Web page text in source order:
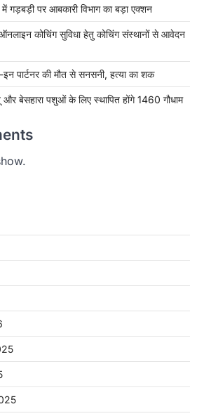
गड़बड़ी पर आबकारी विभाग का बड़ा एक्शन
कोचिंग सुविधा हेतु कोचिंग संस्थानों से आवेदन
इन पार्टनर की मौत से सनसनी, हत्या का शक
बेसहारा पशुओं के लिए स्थापित होंगे 1460 गौधाम
शराब दुकानों में गड़बड़ी पर आबकारी
का बड़ा एक्शन